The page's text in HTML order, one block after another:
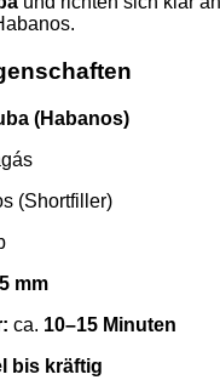
(Habanos)
(Shortfiller)
mm
ca. 10–15 Minuten
bis kräftig